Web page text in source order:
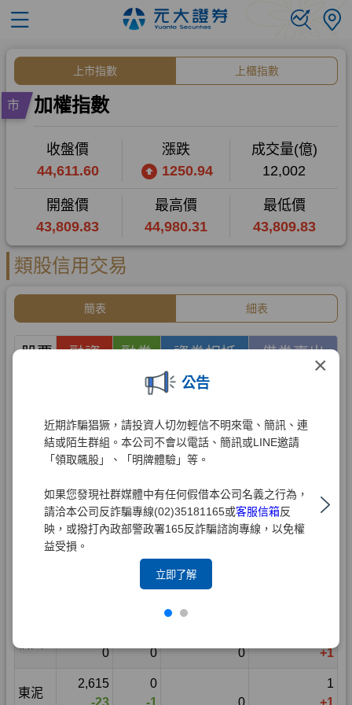
×
公告
近期詐騙猖獗，請投資人切勿輕信不明來電、簡訊、連
結或陌生群組。本公司不會以電話、簡訊或LINE邀請
「領取飆股」、「明牌體驗」等。
如果您發現社群媒體中有任何假借本公司名義之行為，
請洽本公司反詐騙專線(02)35181165或客服信箱反
映，或撥打內政部警政署165反詐騙諮詢專線，以免權
益受損。
立即了解